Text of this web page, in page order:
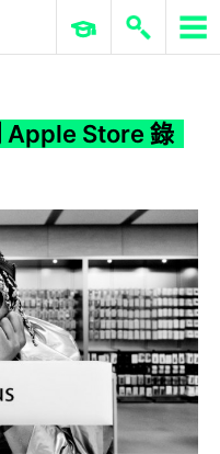
Apple Store 錄歌
ERP 與商業 AI
Apple Store 錄